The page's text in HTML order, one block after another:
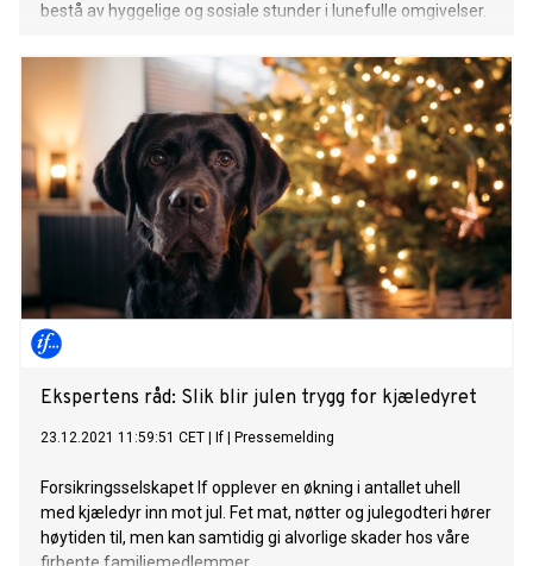
bestå av hyggelige og sosiale stunder i lunefulle omgivelser.
Ekspertens råd: Slik blir julen trygg for kjæledyret
23.12.2021 11:59:51 CET If Pressemelding
Forsikringsselskapet If opplever en økning i antallet uhell
med kjæledyr inn mot jul. Fet mat, nøtter og julegodteri hører
høytiden til, men kan samtidig gi alvorlige skader hos våre